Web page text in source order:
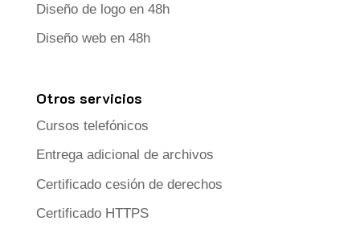
Diseño de logo en 48h
Diseño web en 48h
Otros servicios
Cursos telefónicos
Entrega adicional de archivos
Certificado cesión de derechos
Certificado HTTPS